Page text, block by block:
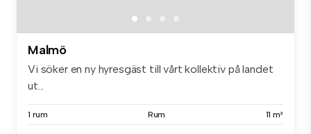
Malmö
Vi söker en ny hyresgäst till vårt kollektiv på landet
ut...
1 rum Rum 11 m²